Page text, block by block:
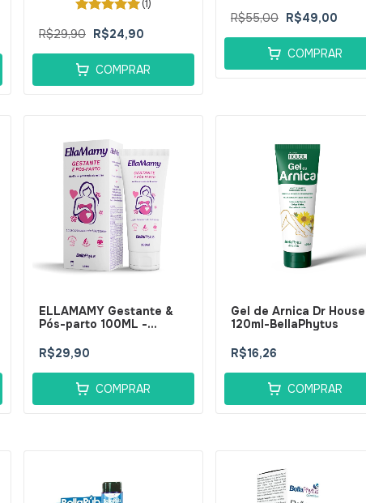
(1)
R$29,90 R$24,90
COMPRAR
BellaPhytus
R$55,00 R$49,00
COMPRAR
ELLAMAMY Gestante &
Pós-parto 100ML -
R$29,90
COMPRAR
Gel de Arnica Dr House
120ml-BellaPhytus
R$16,26
COMPRAR